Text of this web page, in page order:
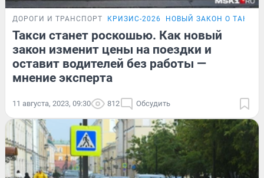
ДОРОГИ И ТРАНСПОРТ КРИЗИС-2026 НОВЫЙ ЗАКОН О ТАКСИ
Такси станет роскошью. Как новый
закон изменит цены на поездки и
оставит водителей без работы —
мнение эксперта
11 августа, 2023, 09:30 812 Обсудить